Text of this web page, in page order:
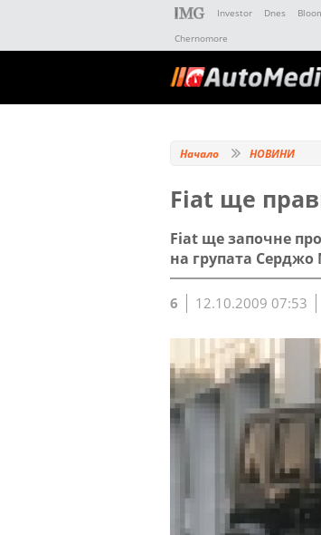
Investor Dnes
Chernomore
Начало НОВИНИ
Fiat ще
Fiat ще започне
на групата
6 12.10.2009 07:53